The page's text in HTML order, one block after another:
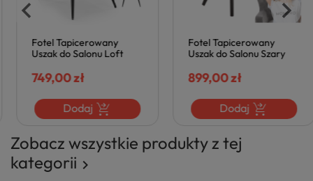
Fotel Tapicerowany
Uszak do Salonu Loft
Wypoczynkowy BYRON
Popielaty Szary Halmar
749,00 zł
Dodaj
Fotel Tapicerowany
Uszak do Salonu Szary
Wypoczynkowy MARVEL
Halmar
899,00 zł
Dodaj
Zobacz wszystkie produkty z tej
kategorii 